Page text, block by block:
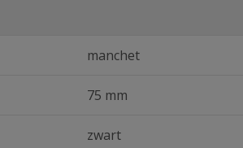
manchet
75 mm
zwart